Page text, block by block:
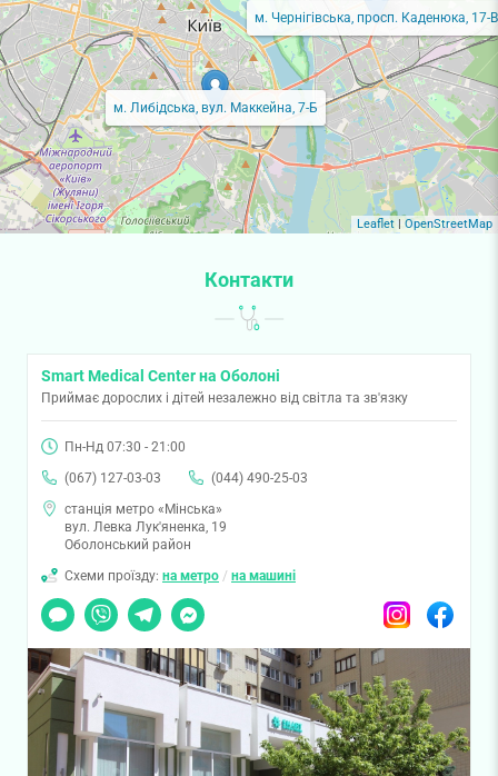
м. Либідська, вул. Маккейна, 7-Б
м. Чернігівська, просп. Каденюка, 17-В
Leaflet| OpenStreetMap
Контакти
Smart Medical Center на Оболоні
Приймає дорослих і дітей незалежно від світла та зв'язку
Пн-Нд 07:30 - 21:00
(067) 127-03-03
(044) 490-25-03
станція метро «Мінська»
вул. Левка Лук'яненка, 19
Оболонський район
Схеми проїзду: на метро / на машині
Чат
Viber TelegramMessenger InstagramFacebook